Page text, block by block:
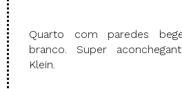
Quarto com paredes
branco. Super
Klein.